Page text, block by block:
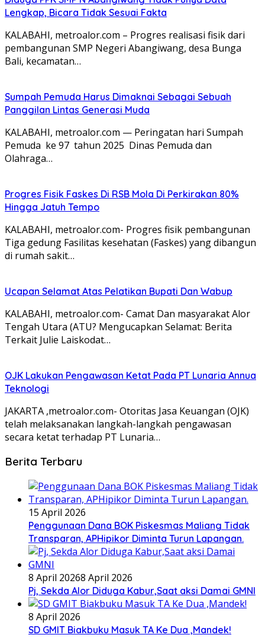
Lengkap, Bicara Tidak Sesuai Fakta
KALABAHI, metroalor.com – Progres realisasi fisik dari
pembangunan SMP Negeri Abangiwang, desa Bunga
Bali, kecamatan…
Sumpah Pemuda Harus Dimaknai Sebagai Sebuah
Panggilan Lintas Generasi Muda
KALABAHI, metroalor.com — Peringatan hari Sumpah
Pemuda ke 97 tahun 2025 Dinas Pemuda dan
Olahraga…
Progres Fisik Faskes Di RSB Mola Di Perkirakan 80%
Hingga Jatuh Tempo
KALABAHI, metroalor.com- Progres fisik pembangunan
Tiga gedung Fasilitas kesehatan (Faskes) yang dibangun
di rumah sakit…
Ucapan Selamat Atas Pelatikan Bupati Dan Wabup
KALABAHI, metroalor.com- Camat Dan masyarakat Alor
Tengah Utara (ATU? Mengucapkan Selamat: Berita
Terkait Julie Laiskodat…
OJK Lakukan Pengawasan Ketat Pada PT Lunaria Annua
Teknologi
JAKARTA ,metroalor.com- Otoritas Jasa Keuangan (OJK)
telah melaksanakan langkah-langkah pengawasan
secara ketat terhadap PT Lunaria…
Berita Terbaru
15 April 2026
Penggunaan Dana BOK Piskesmas Maliang Tidak
Transparan, APHipikor Diminta Turun Lapangan.
8 April 20268 April 2026
Pj, Sekda Alor Diduga Kabur,Saat aksi Damai GMNI
8 April 2026
SD GMIT Biakbuku Masuk TA Ke Dua ,Mandek!